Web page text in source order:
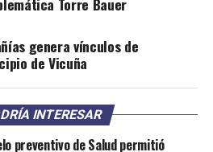
Torre Bauer
genera vínculos de
de Vicuña
INTERESAR
preventivo de Salud permitió